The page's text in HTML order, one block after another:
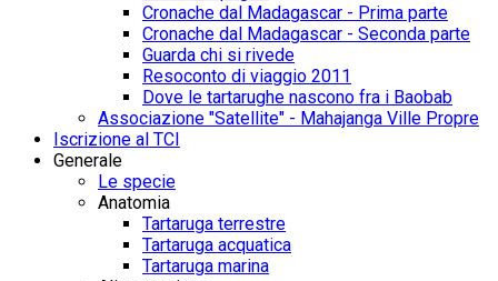
Cronache dal Madagascar - Prima parte
Cronache dal Madagascar - Seconda parte
Guarda chi si rivede
Resoconto di viaggio 2011
Dove le tartarughe nascono fra i Baobab
Associazione "Satellite" - Mahajanga Ville Propre
Iscrizione al TCI
Generale
Le specie
Anatomia
Tartaruga terrestre
Tartaruga acquatica
Tartaruga marina